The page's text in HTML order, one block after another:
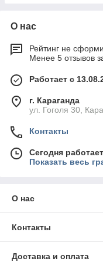
О нас
Рейтинг не
Менее 5 отзывов
Работает с
г. Караганда
ул. Гоголя 30,
Контакты
Сегодня
Показать весь
О нас
Контакты
Доставка и оплата